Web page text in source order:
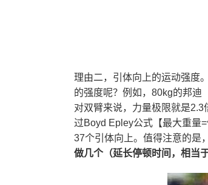
理由二，引体向上的运动强度
的强度呢？例如，80kg的邦迪
对双臂来说，力量极限就是
过Boyd Epley公式【最大重量
37个引体向上。值得注意的是，
做几个（延长停顿时间，相当